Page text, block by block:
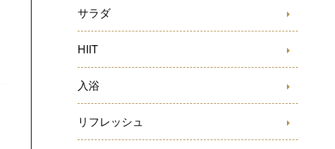
サラダ
HIIT
入浴
リフレッシュ